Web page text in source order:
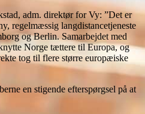
adm. direktør for Vy: ”Det er
regelmæssig langdistancetjeneste
og Berlin. Samarbejdet med
Norge tættere til Europa, og
tog til flere større europæiske
en stigende efterspørgsel på at